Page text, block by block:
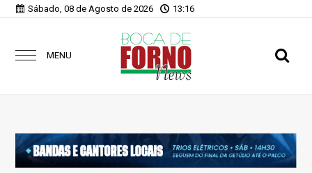
Sábado, 08 de Agosto de 2026 13:16
MENU